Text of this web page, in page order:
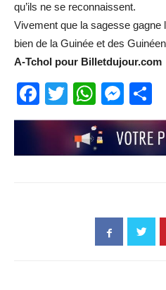
qu’ils ne se reconnaissent.
Vivement que la sagesse gagne
bien de la Guinée et des
A-Tchol pour Billetdujour.com
Facebook
Twitter